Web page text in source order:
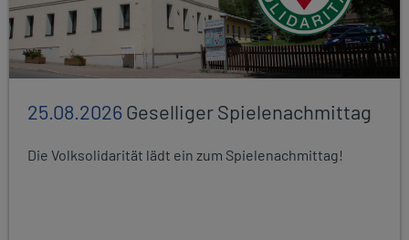
25.08.2026Geselliger Spielenachmittag
Die Volksolidarität lädt ein zum Spielenachmittag!